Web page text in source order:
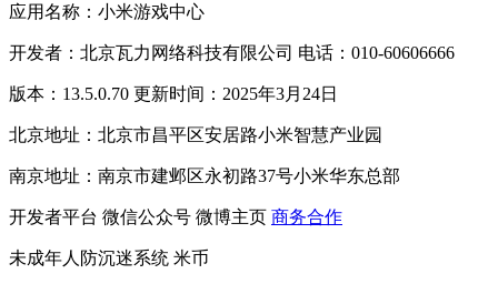
应用名称：小米游戏中心
开发者：北京瓦力网络科技有限公司 电话：010-60606666
版本：13.5.0.70 更新时间：2025年3月24日
北京地址：北京市昌平区安居路小米智慧产业园
南京地址：南京市建邺区永初路37号小米华东总部
开发者平台 微信公众号 微博主页 商务合作
未成年人防沉迷系统 米币